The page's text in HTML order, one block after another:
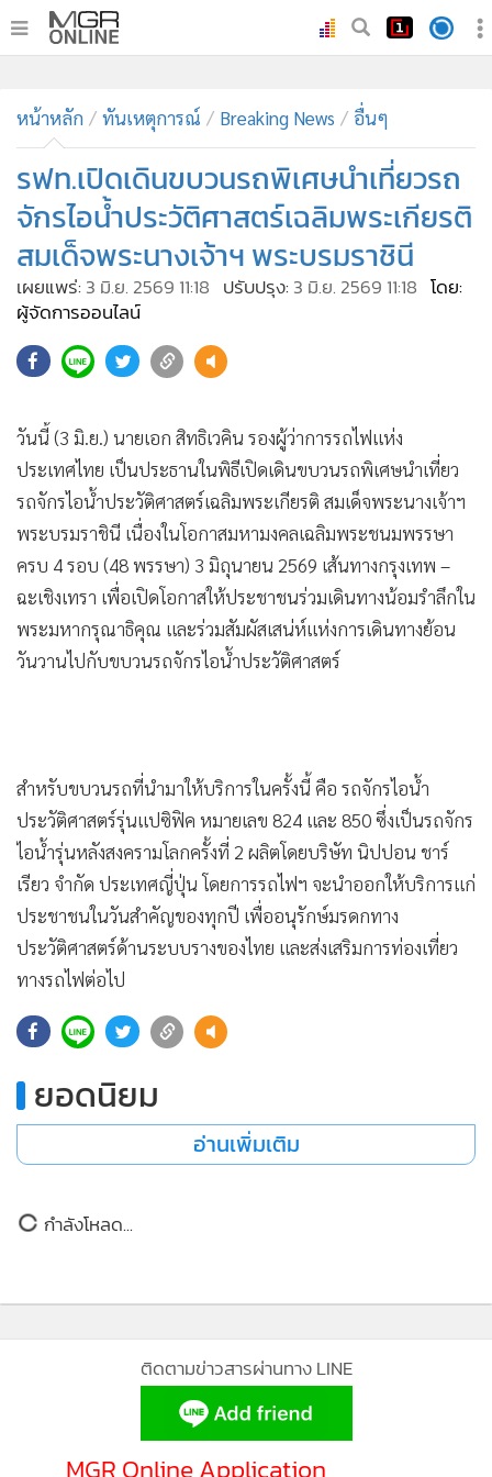
• ทันเหตุการณ์
• ภาคใต้
• ภูมิภาค
• Online Section
• บันเทิง
• ผู้จัดการรายวัน
• คอลัมนิสต์
• ละคร
•
Cyber BIZ
ผู้จัดกวน
• Good health & Well-being
• Green Innovation & SD
• Management & HR
• MGR Live
• Infographic
• การเมือง
• Special Scoop
• เศรษฐกิจ-ธุรกิจ
• จีน
ชุมชน-คุณภาพชีวิต
อาชญากรรม
Motoring
• วิทยาศาสตร์
• หุ้น
Celeb Online
• News1
• Gotomanager
หน้าหลัก ทันเหตุการณ์ Breaking News อื่นๆ
รฟท.เปิดเดินขบวนรถพิเศษนำเที่ยวรถ
จักรไอน้ำประวัติศาสตร์เฉลิมพระเกียรติ
สมเด็จพระนางเจ้าฯ พระบรมราชินี
เผยแพร่: 3 มิ.ย. 2569 11:18 ปรับปรุง: 3 มิ.ย. 2569 11:18 โดย:
ผู้จัดการออนไลน์
วันนี้ (3 มิ.ย.) นายเอก สิทธิเวคิน รองผู้ว่าการรถไฟแห่ง
ประเทศไทย เป็นประธานในพิธีเปิดเดินขบวนรถพิเศษนำเที่ยว
รถจักรไอน้ำประวัติศาสตร์เฉลิมพระเกียรติ สมเด็จพระนางเจ้าฯ
พระบรมราชินี เนื่องในโอกาสมหามงคลเฉลิมพระชนมพรรษา
ครบ 4 รอบ (48 พรรษา) 3 มิถุนายน 2569 เส้นทางกรุงเทพ –
ฉะเชิงเทรา เพื่อเปิดโอกาสให้ประชาชนร่วมเดินทางน้อมรำลึกใน
พระมหากรุณาธิคุณ และร่วมสัมผัสเสน่ห์แห่งการเดินทางย้อน
วันวานไปกับขบวนรถจักรไอน้ำประวัติศาสตร์
สำหรับขบวนรถที่นำมาให้บริการในครั้งนี้ คือ รถจักรไอน้ำ
ประวัติศาสตร์รุ่นแปซิฟิค หมายเลข 824 และ 850 ซึ่งเป็นรถจักร
ไอน้ำรุ่นหลังสงครามโลกครั้งที่ 2 ผลิตโดยบริษัท นิปปอน ชาร์
เรียว จำกัด ประเทศญี่ปุ่น โดยการรถไฟฯ จะนำออกให้บริการแก่
ประชาชนในวันสำคัญของทุกปี เพื่ออนุรักษ์มรดกทาง
ประวัติศาสตร์ด้านระบบรางของไทย และส่งเสริมการท่องเที่ยว
ทางรถไฟต่อไป
ยอดนิยม
อ่านเพิ่มเติม
กำลังโหลด...
ติดตามข่าวสารผ่านทาง LINE
MGR Online Application